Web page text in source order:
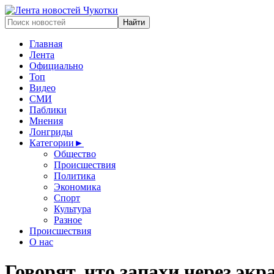
Главная
Лента
Официально
Топ
Видео
СМИ
Паблики
Мнения
Лонгриды
Категории ►
Общество
Происшествия
Политика
Экономика
Спорт
Культура
Разное
Происшествия
О нас